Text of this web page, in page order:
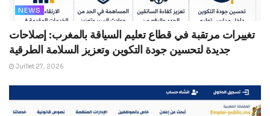
NEWS
تغييرات مرتقبة في قطاع تعليم السياقة بالمغرب: إصلاحات
جديدة لتحسين جودة التكوين وتعزيز السلامة الطرقية
Juillet 27, 2026